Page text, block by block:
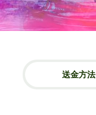
送金方法